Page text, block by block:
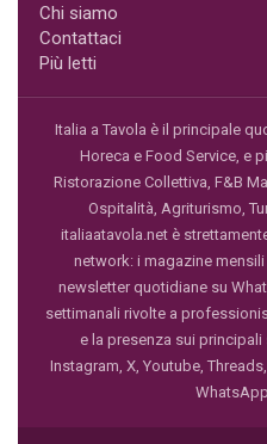
Chi siamo
Contattaci
Più letti
Italia a Tavola è il principale
Horeca e Food Service, e
Ristorazione Collettiva, F&B
Ospitalità, Agriturismo,
italiaatavola.net è
network: i magazine mensili
newsletter quotidiane su
settimanali rivolte a
e la presenza sui
Instagram, X, Youtube,